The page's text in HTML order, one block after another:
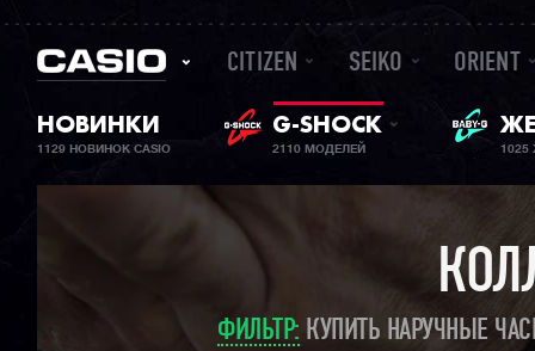
CITIZEN SEIKO ORIENT
НОВИНКИ
1129 НОВИНОК CASIO
G-SHOCK
2110 МОДЕЛЕЙ
ФИЛЬТР: КУПИТЬ НАРУЧНЫЕ